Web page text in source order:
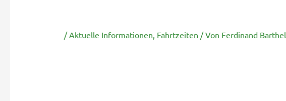
/ Aktuelle Informationen Fahrtzeiten / Von Ferdinand Barthel